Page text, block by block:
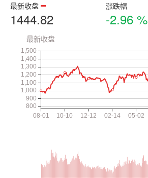
最新收盘
1444.82
涨跌幅
-2.96 %